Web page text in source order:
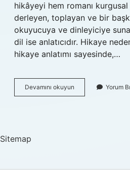
hikâyeyi hem romanı
derleyen, toplayan ve bir
okuyucuya ve dinleyiciye
dil ise anlatıcıdır. Hikaye
hikaye anlatımı sayesinde,…
Devamını okuyun Storyteller
Kimdir
Yorum
Sitemap